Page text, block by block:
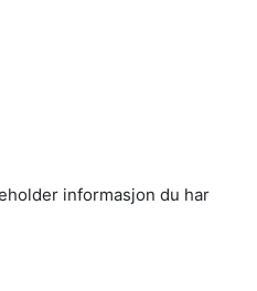
informasjon du har